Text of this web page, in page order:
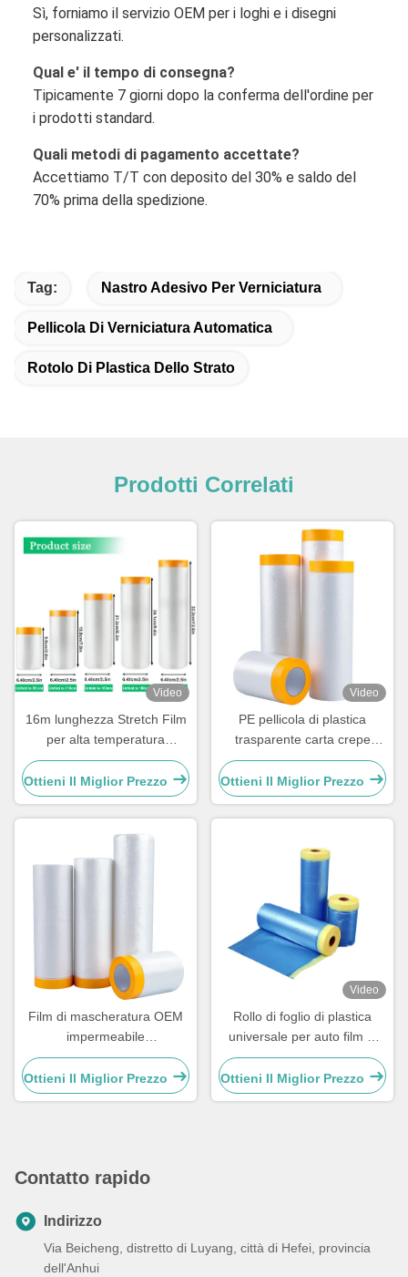
Sì, forniamo il servizio OEM per i loghi e i disegni
personalizzati.
Qual e' il tempo di consegna?
Tipicamente 7 giorni dopo la conferma dell'ordine per
i prodotti standard.
Quali metodi di pagamento accettate?
Accettiamo T/T con deposito del 30% e saldo del
70% prima della spedizione.
Tag: Nastro Adesivo Per Verniciatura
Pellicola Di Verniciatura Automatica
Rotolo Di Plastica Dello Strato
Prodotti Correlati
Video
16m lunghezza Stretch Film
per alta temperatura
all'aperto Auto Vernice
Rifinitura carta di
mascheratura
Ottieni Il Miglior Prezzo
Video
PE pellicola di plastica
trasparente carta crepe
vernice a spruzzo coprendo
auto film di mascheratura ad
incollato
Ottieni Il Miglior Prezzo
Film di mascheratura OEM
impermeabile
preconfezionato per
rivestimenti di verniciatura
automobilistica
Ottieni Il Miglior Prezzo
Video
Rollo di foglio di plastica
universale per auto film di
mascheratura a spruzzatura
su un solo lato
Ottieni Il Miglior Prezzo
Contatto rapido
Indirizzo
Via Beicheng, distretto di Luyang, città di Hefei, provincia
dell'Anhui